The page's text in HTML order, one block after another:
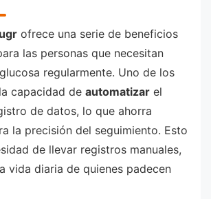
ofrece una serie de beneficios
las personas que necesitan
regularmente. Uno de los
capacidad de automatizar el
de datos, lo que ahorra
la precisión del seguimiento. Esto
de llevar registros manuales,
vida diaria de quienes padecen